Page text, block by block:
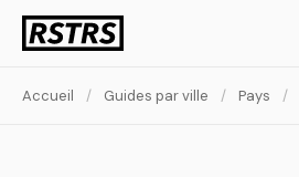
Accueil / Guides par ville / Pays /